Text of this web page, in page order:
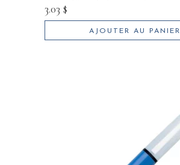
3.03 $
AJOUTER AU PANIER